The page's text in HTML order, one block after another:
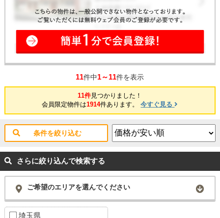
11件中1～11件を表示
11件見つかりました！
会員限定物件は1914件あります。今すぐ見る
条件を絞り込む
さらに絞り込んで検索する
ご希望のエリアを選んでください
埼玉県